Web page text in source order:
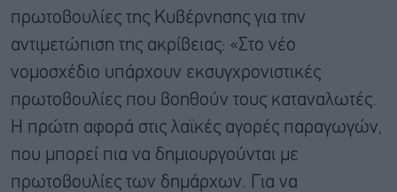
πρωτοβουλίες της Κυβέρνησης για την
αντιμετώπιση της ακρίβειας: «Στο νέο
νομοσχέδιο υπάρχουν εκσυγχρονιστικές
πρωτοβουλίες που βοηθούν τους καταναλωτές.
Η πρώτη αφορά στις λαϊκές αγορές παραγωγών,
που μπορεί πια να δημιουργούνται με
πρωτοβουλίες των δημάρχων. Για να